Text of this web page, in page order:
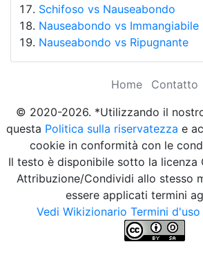
Schifoso vs Nauseabondo
Nauseabondo vs Immangiabile
Nauseabondo vs Ripugnante
Home
Contatto
© 2020-2026. *Utilizzando il
questa Politica sulla riservatezza e
cookie in conformità con le
Il testo è disponibile sotto la licenza
Attribuzione/Condividi allo stesso
essere applicati termini
Vedi Wikizionario Termini